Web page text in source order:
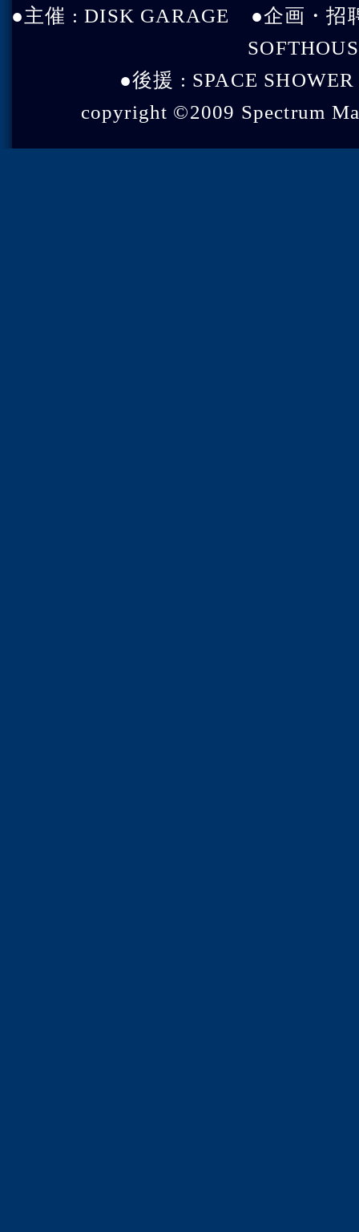
●主催 : DISK GARAGE ●企画・招
●後援 : SPACE
copyright ©2009 Spectrum